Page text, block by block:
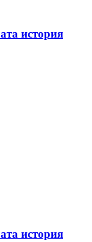
история
история